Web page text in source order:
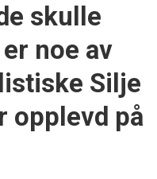
skulle
noe av
Silje
opplevd på